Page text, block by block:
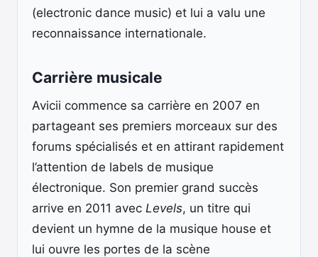
(electronic dance music) et lui a valu une
reconnaissance internationale.
Carrière musicale
Avicii commence sa carrière en 2007 en
partageant ses premiers morceaux sur des
forums spécialisés et en attirant rapidement
l’attention de labels de musique
électronique. Son premier grand succès
arrive en 2011 avec Levels, un titre qui
devient un hymne de la musique house et
lui ouvre les portes de la scène